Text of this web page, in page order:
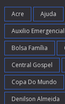
Acre Ajuda
Auxilio Emergencial
Bolsa Família
Central Gospel
Copa Do Mundo
Denilson Almeida